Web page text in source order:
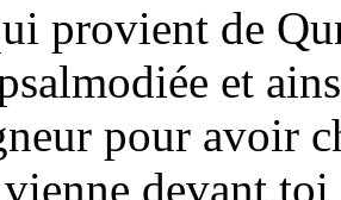
provient de
et
pour avoir
devant